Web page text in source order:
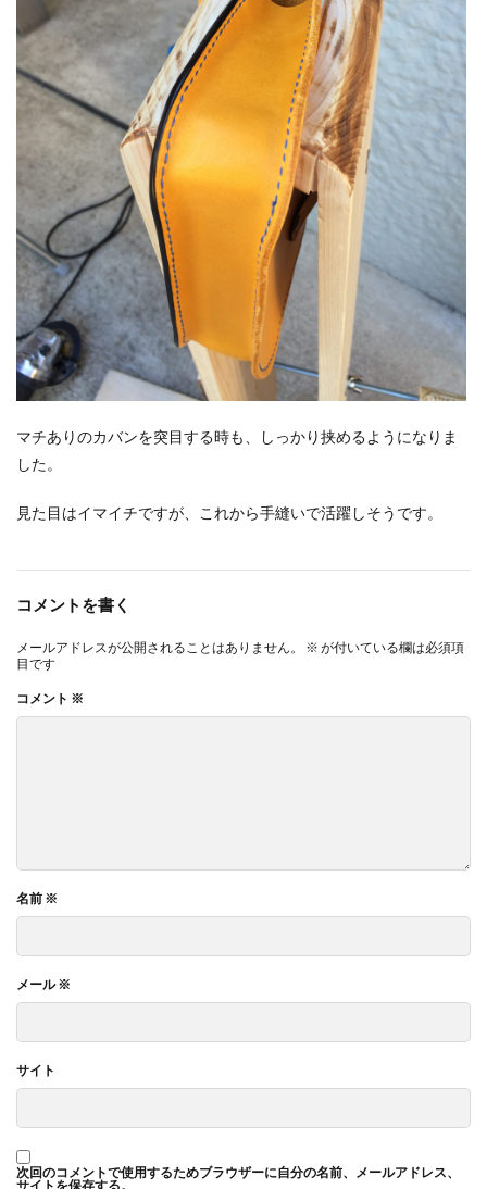
マチありのカバンを突目する時も、しっかり挟めるようになりま
した。
見た目はイマイチですが、これから手縫いで活躍しそうです。
コメントを書く
メールアドレスが公開されることはありません。 ※ が付いている欄は必須項
目です
コメント ※
名前 ※
メール※
サイト
次回のコメントで使用するためブラウザーに自分の名前、メールアドレス、
サイトを保存する。